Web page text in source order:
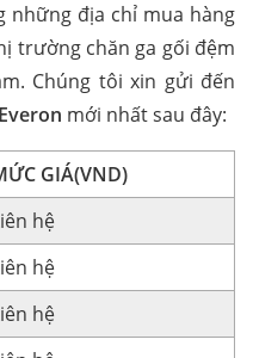
những địa chỉ mua hàng
trường chăn ga gối đệm
Chúng tôi xin gửi đến
mới nhất sau đây:
GIÁ(VND)
hệ
hệ
hệ